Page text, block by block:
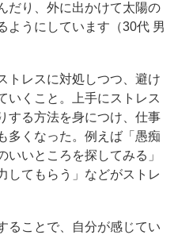
だり、外に出かけて太陽の
ようにしています（30代 男
トレスに対処しつつ、避け
いくこと。上手にストレス
する方法を身につけ、仕事
多くなった。例えば「愚痴
いいところを探してみる」
してもらう」などがストレ
ることで、自分が感じてい